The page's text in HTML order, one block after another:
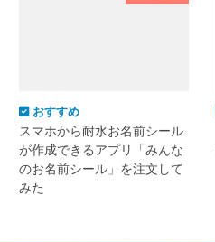
おすすめ
スマホから耐水お名前シール
が作成できるアプリ「みんな
のお名前シール」を注文して
みた